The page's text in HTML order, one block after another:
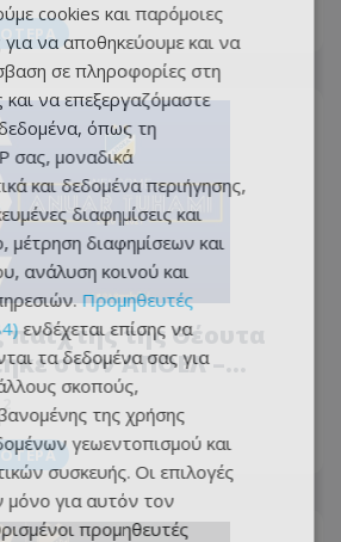
της Θέουτα
στον ΑΠΟΕΛ –
ΠΑΟ
cookies και παρόμοιες
για να αποθηκεύουμε και να
σε πληροφορίες στη
να επεξεργαζόμαστε
όπως τη
σας, μοναδικά
και δεδομένα περιήγησης,
διαφημίσεις και
μέτρηση διαφημίσεων και
ανάλυση κοινού και
Προμηθευτές
ενδέχεται επίσης να
τα δεδομένα σας για
σκοπούς,
της χρήσης
γεωεντοπισμού και
συσκευής. Οι επιλογές
μόνο για αυτόν τον
προμηθευτές